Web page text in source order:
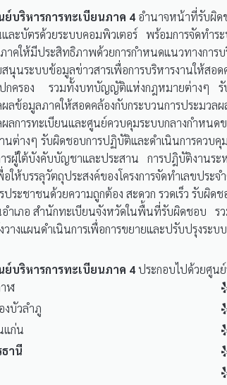
ย์บริหารการทะเบียนภาค 4 อำนาจหน้าที่รับผิด
ละบัตรด้วยระบบคอมพิวเตอร์ พร้อมการจัดทำร
าคให้มีประสิทธิภาพด้วยการกำหนดแนวทางกา
นุนระบบข้อมูลข่าวสารเพื่อการบริหารงานให้สอ
ปกครอง รวมทั้งบทบัญญัติแห่งกฎหมายต่างๆ รั
ลข้อมูลภาคให้สอดคล้องกับกระบวนการประมว
ลการทะเบียนและศูนย์ควบคุมระบบกลางกำหน
นต่างๆ รับผิดชอบการปฏิบัติและดำเนินการควบ
รผู้ใต้บังคับบัญชาและประสาน การปฎิบัติงานระ
อให้บรรลุวัตถุประสงค์ของโครงการจัดทำเลขประ
ประชาชนด้วยความถูกต้อง สะดวก รวดเร็ว รับผิ
ำเภอ สำนักทะเบียนจังหวัดในพื้นที่รับผิดชอบ ร
างแผนดำเนินการเพื่อการขยายและปรับปรุงระ
ย์บริหารการทะเบียนภาค 4 ประกอบไปด้วยศูน
ฬ
งบัวลำภู
แก่น
านี